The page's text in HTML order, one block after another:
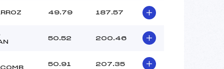
49.79 187.57
50.52 200.46
50.91 207.35